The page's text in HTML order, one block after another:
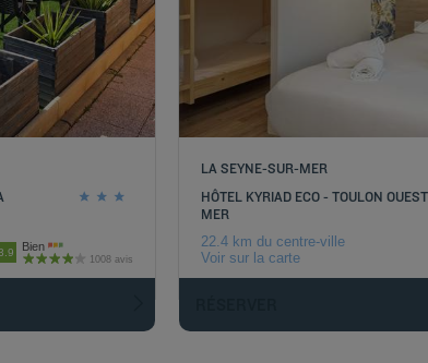
Bien
1008 avis
LA SEYNE-SUR-MER
HÔTEL KYRIAD ECO - TOULON
MER
22.4 km du centre-ville
Voir sur la carte